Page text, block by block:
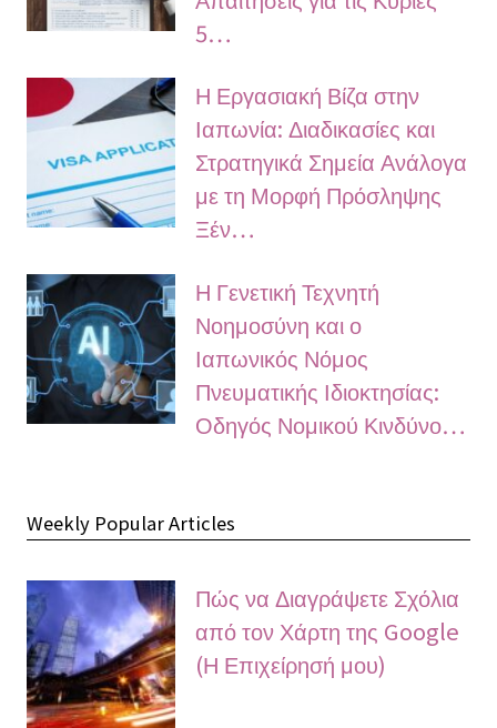
5…
Η Εργασιακή Βίζα στην
Ιαπωνία: Διαδικασίες και
Στρατηγικά Σημεία Ανάλογα
με τη Μορφή Πρόσληψης
Ξέν…
Η Γενετική Τεχνητή
Νοημοσύνη και ο
Ιαπωνικός Νόμος
Πνευματικής Ιδιοκτησίας:
Οδηγός Νομικού Κινδύνο…
Weekly Popular Articles
Πώς να Διαγράψετε Σχόλια
από τον Χάρτη της Google
(Η Επιχείρησή μου)